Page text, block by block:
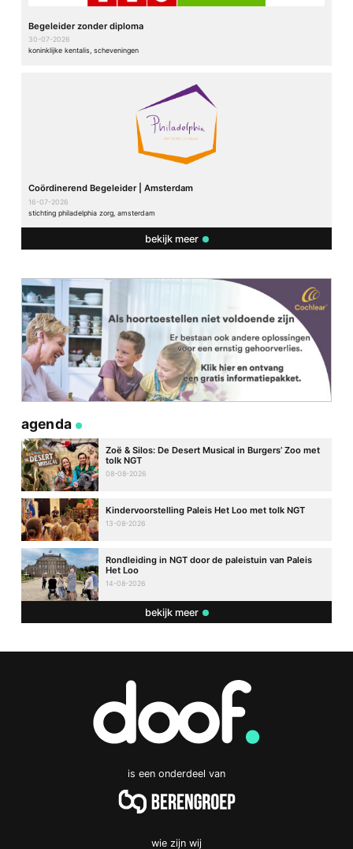
Begeleider zonder diploma
30-07-2026
koninklijke kentalis, scheveningen
Coördinerend Begeleider | Amsterdam
16-07-2026
stichting philadelphia zorg, amsterdam
bekijk meer
agenda
Zoë & Silos: De Desert Musical in Burgers’ Zoo met
tolk NGT
08-08-2026
Kindervoorstelling Paleis Het Loo met tolk NGT
13-08-2026
Rondleiding in NGT door de paleistuin van Paleis
Het Loo
14-08-2026
bekijk meer
is een onderdeel van
wie zijn wij